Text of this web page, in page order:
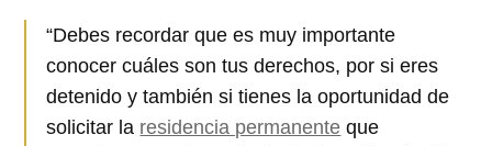
“Debes recordar que es muy importante
conocer cuáles son tus derechos, por si eres
detenido y también si tienes la oportunidad de
solicitar la residencia permanente que